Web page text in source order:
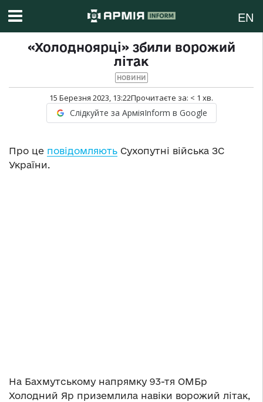
EN
«Холодноярці» збили ворожий
літак
НОВИНИ
15 Березня 2023, 13:22Прочитаєте за: < 1 хв.
Слідкуйте за АрміяInform в Google
Про це повідомляють Сухопутні війська ЗС
України.
На Бахмутському напрямку 93-тя ОМБр
Холодний Яр приземлила навіки ворожий літак,